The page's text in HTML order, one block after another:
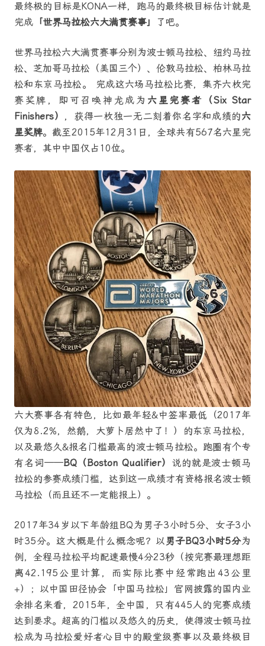
最终极的目标是KONA一样，跑马的最终极目标估计就是
完成 「世界马拉松六大满贯赛事」 了吧。
世界马拉松六大满贯赛事分别为波士顿马拉松、纽约马拉
松、芝加哥马拉松（美国三个）、伦敦马拉松、柏林马拉
松和东京马拉松。 完成这六场马拉松比赛，集齐六枚完
赛奖牌，即可召唤神龙成为 六星完赛者（Six Star
Finishers） ，获得一枚独一无二刻着你名字和成绩的六
星奖牌。截至2015年12月31日，全球共有567名六星完
赛者，其中中国仅占10位。
六大赛事各有特色，比如最年轻&中签率最低（2017年
仅为8.2%，然鹅，大萝卜居然中了！）的东京马拉松，
以及最悠久&报名门槛最高的波士顿马拉松。跑圈有个专
有名词——BQ（Boston Qualifier） 说的就是波士顿马
拉松的参赛成绩门槛，达到这一成绩才有资格报名波士顿
马拉松（而且还不一定能报上）。
2017年34岁以下年龄组BQ为男子3小时5分、女子3小
时35分。这大概是什么概念呢？以 男子BQ3小时5分为
例，全程马拉松平均配速最慢4分23秒（按完赛最理想距
离42.195公里计算，而实际比赛中经常跑出43公里
+）；以中国田径协会「中国马拉松」官网披露的国内业
余排名来看，2015年，全中国，只有445人的完赛成绩
达到要求。超高的门槛以及悠久的历史，使得波士顿马拉
松成为马拉松爱好者心目中的殿堂级赛事以及最终极目